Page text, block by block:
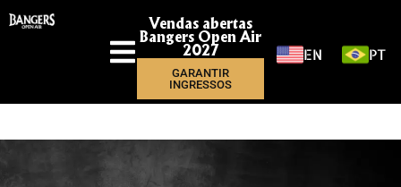
Vendas abertas
Bangers Open Air
2027
GARANTIR
INGRESSOS
EN PT